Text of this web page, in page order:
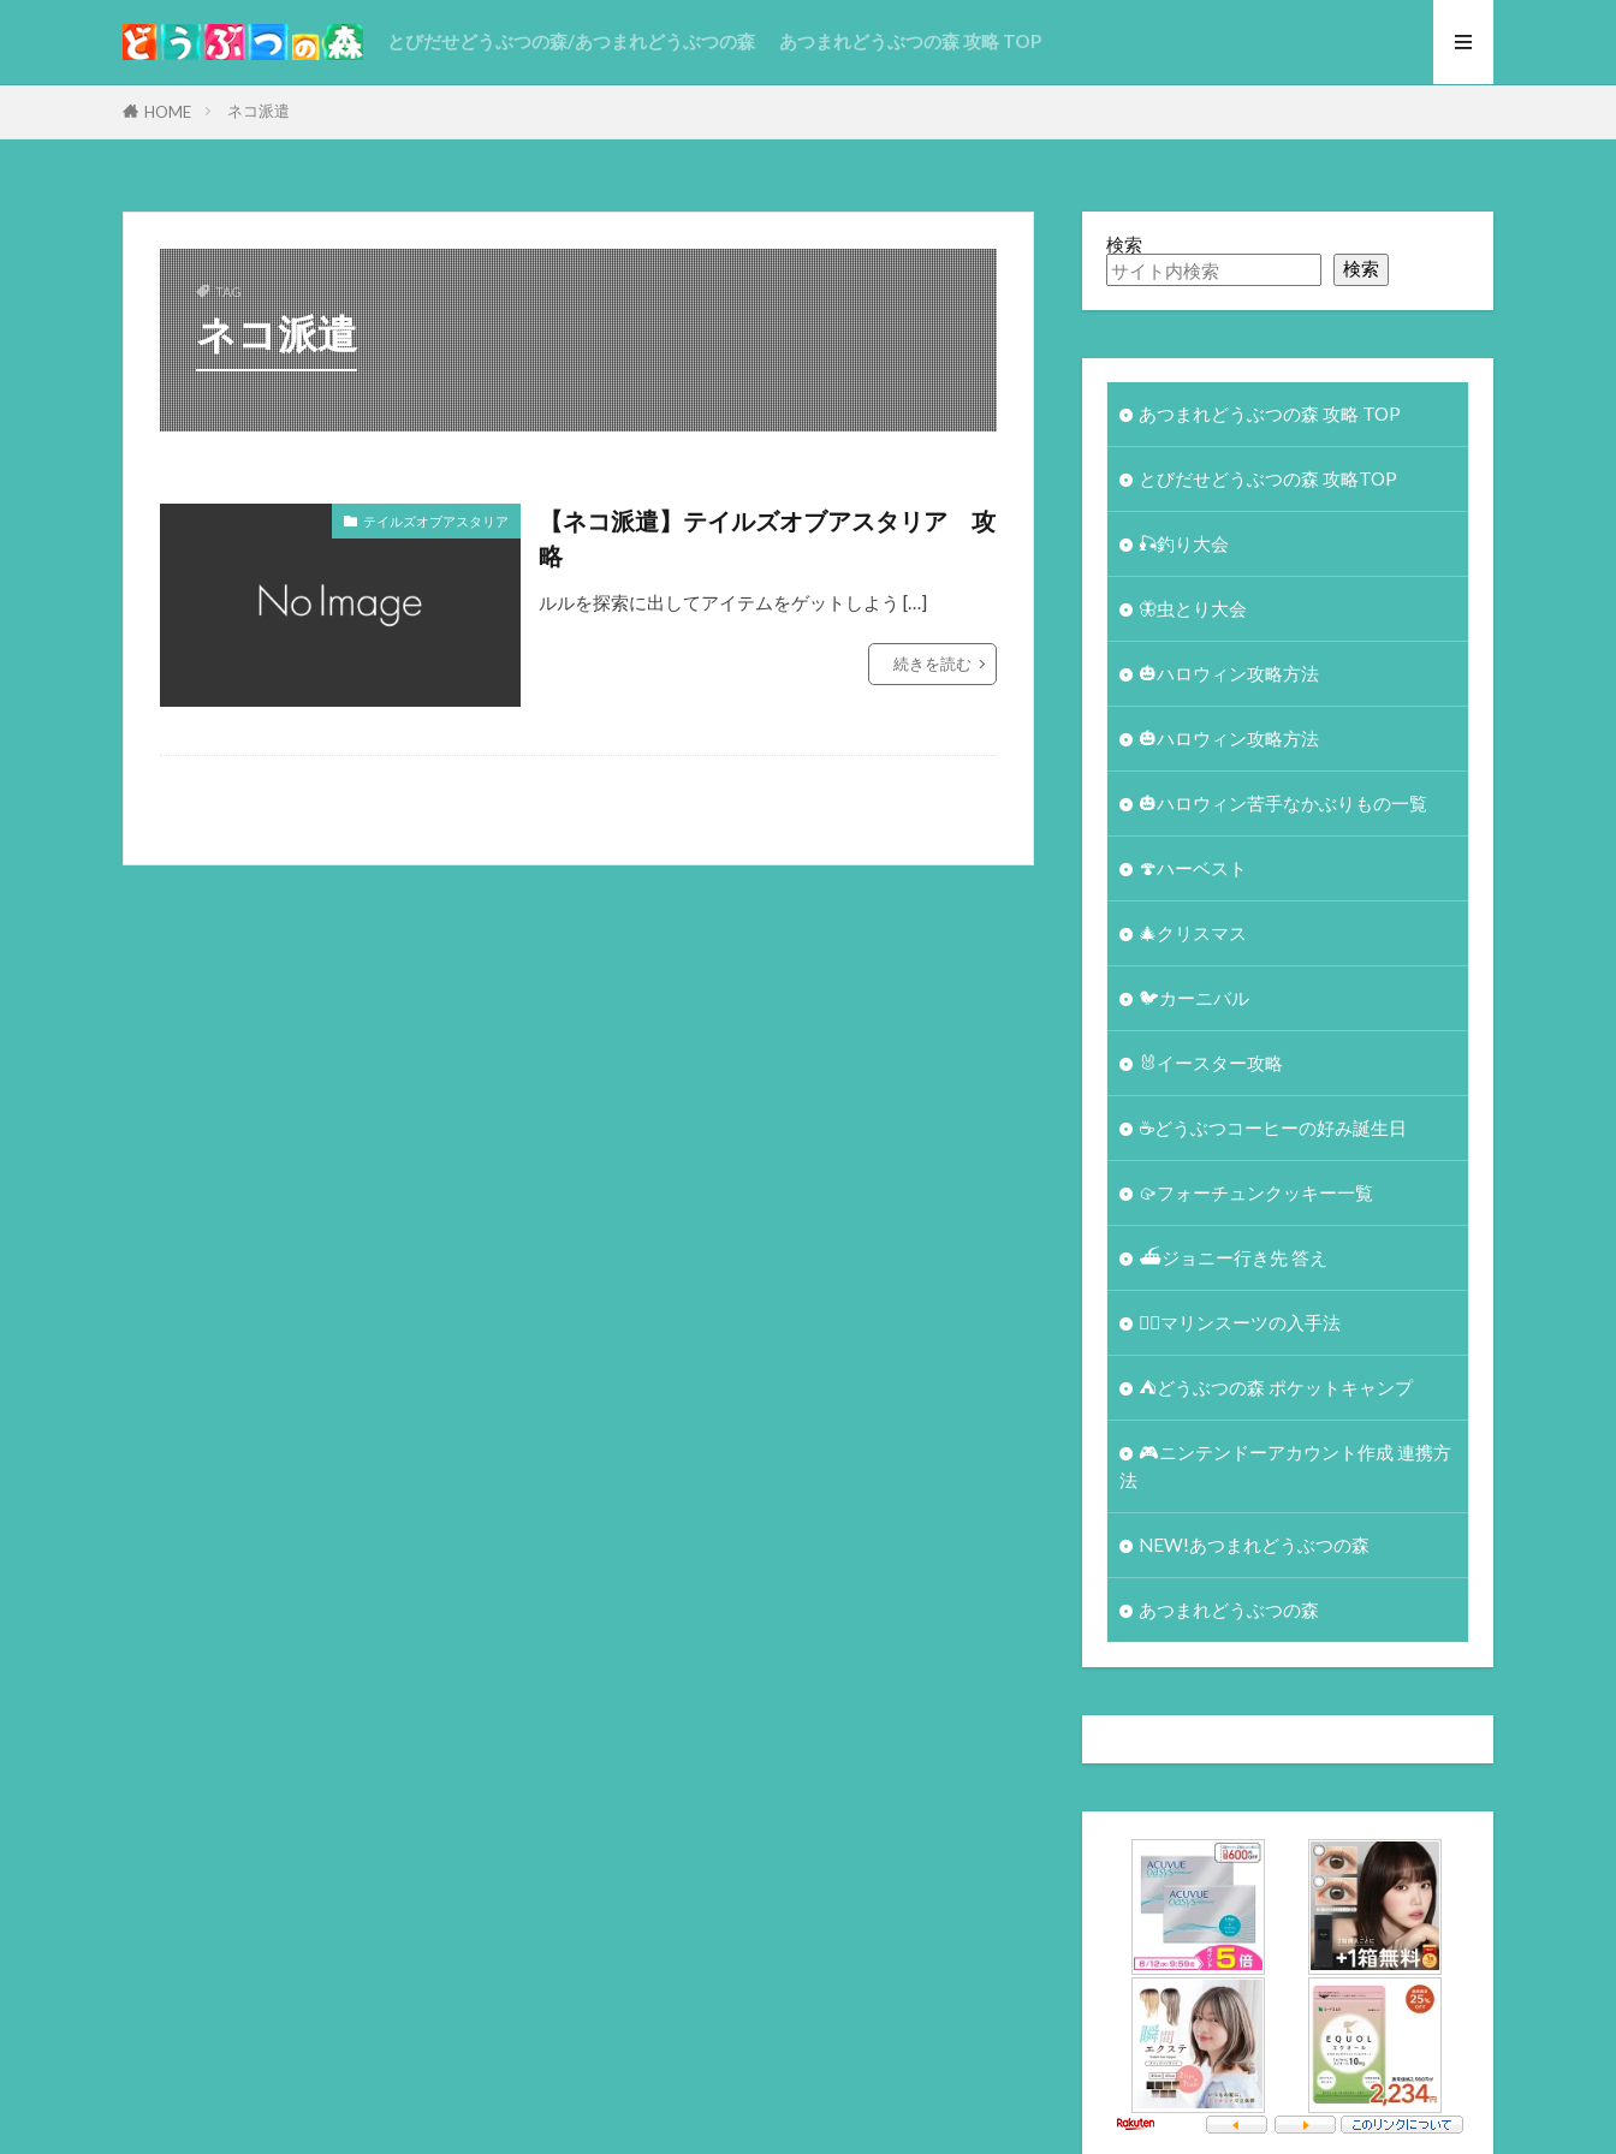
とびだせどうぶつの森/あつまれどうぶつの森 あつまれどうぶつの森 攻略 TOP
HOME ネコ派遣
TAG
ネコ派遣
テイルズオブアスタリア
【ネコ派遣】テイルズオブアスタリア 攻
略
ルルを探索に出してアイテムをゲットしよう […]
続きを読む
検索
検索
あつまれどうぶつの森 攻略 TOP
とびだせどうぶつの森 攻略TOP
🎣釣り大会
🦋虫とり大会
🎃ハロウィン攻略方法
🎃ハロウィン攻略方法
🎃ハロウィン苦手なかぶりもの一覧
🍄ハーベスト
🎄クリスマス
🐦カーニバル
🐰イースター攻略
☕️どうぶつコーヒーの好み誕生日
🥠フォーチュンクッキー一覧
⛴ジョニー行き先 答え
🏄‍♀️マリンスーツの入手法
⛺どうぶつの森 ポケットキャンプ
🎮ニンテンドーアカウント作成 連携方
法
NEW!あつまれどうぶつの森
あつまれどうぶつの森